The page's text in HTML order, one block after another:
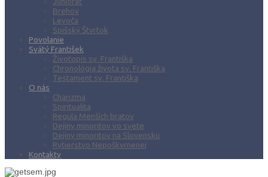
Brehov
Levoča
Spišský Štvrtok
Povolanie
Svätý František
Životopis sv. Františka
Chronológia života sv. Františka
Testament sv. Františka
O nás
Charizma
Spiritualita
Regula Menších bratov
Dejiny minoritov vo svete
Dejiny minoritov na Slovensku
Rytierstvo Nepoškvrnenej
Kontakty